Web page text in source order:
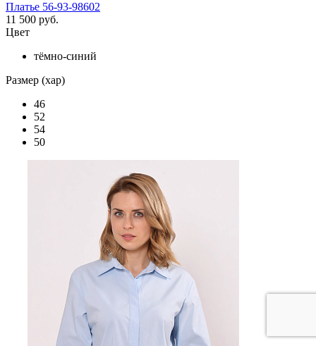
Платье 56-93-98602
11 500 руб.
Цвет
тёмно-синий
Размер (хар)
46
52
54
50